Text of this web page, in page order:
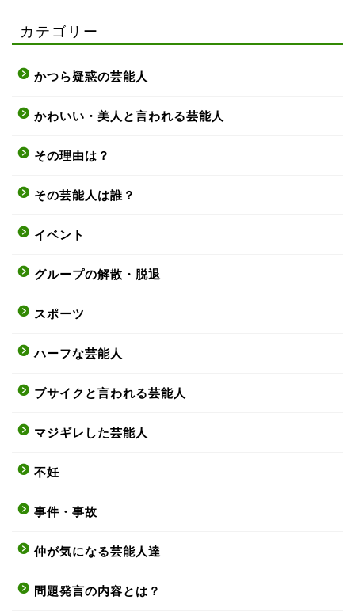
カテゴリー
かつら疑惑の芸能人
かわいい・美人と言われる芸能人
その理由は？
その芸能人は誰？
イベント
グループの解散・脱退
スポーツ
ハーフな芸能人
ブサイクと言われる芸能人
マジギレした芸能人
不妊
事件・事故
仲が気になる芸能人達
問題発言の内容とは？